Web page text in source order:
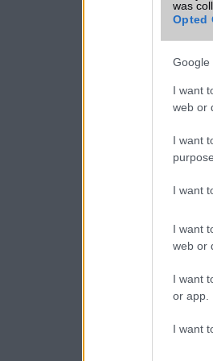
was
Opted
Google
I want
web or
I want
I want
I want
web or
I want
or app.
I want
Új és Használt
Apple iPhone
310.000 Ft